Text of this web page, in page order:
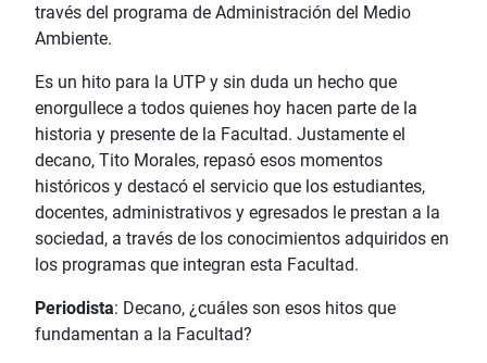
través del programa de Administración del Medio
Ambiente.
Es un hito para la UTP y sin duda un hecho que
enorgullece a todos quienes hoy hacen parte de la
historia y presente de la Facultad. Justamente el
decano, Tito Morales, repasó esos momentos
históricos y destacó el servicio que los estudiantes,
docentes, administrativos y egresados le prestan a la
sociedad, a través de los conocimientos adquiridos en
los programas que integran esta Facultad.
Periodista: Decano, ¿cuáles son esos hitos que
fundamentan a la Facultad?